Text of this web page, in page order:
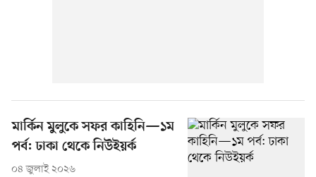
মার্কিন মুলুকে সফর কাহিনি—১ম
পর্ব: ঢাকা থেকে নিউইয়র্ক
০৪ জুলাই ২০২৬